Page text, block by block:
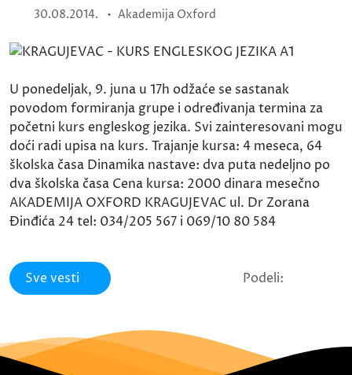
30.08.2014. • Akademija Oxford
U ponedeljak, 9. juna u 17h odžaće se sastanak
povodom formiranja grupe i određivanja termina za
početni kurs engleskog jezika. Svi zainteresovani mogu
doći radi upisa na kurs. Trajanje kursa: 4 meseca, 64
školska časa Dinamika nastave: dva puta nedeljno po
dva školska časa Cena kursa: 2000 dinara mesečno
AKADEMIJA OXFORD KRAGUJEVAC ul. Dr Zorana
Đinđića 24 tel: 034/205 567 i 069/10 80 584
Sve vesti Podeli: